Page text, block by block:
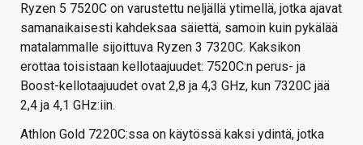
Ryzen 5 7520C on varustettu neljällä ytimellä, jotka ajavat
samanaikaisesti kahdeksaa säiettä, samoin kuin pykälää
matalammalle sijoittuva Ryzen 3 7320C. Kaksikon
erottaa toisistaan kellotaajuudet: 7520C:n perus- ja
Boost-kellotaajuudet ovat 2,8 ja 4,3 GHz, kun 7320C jää
2,4 ja 4,1 GHz:iin.
Athlon Gold 7220C:ssa on käytössä kaksi ydintä, jotka